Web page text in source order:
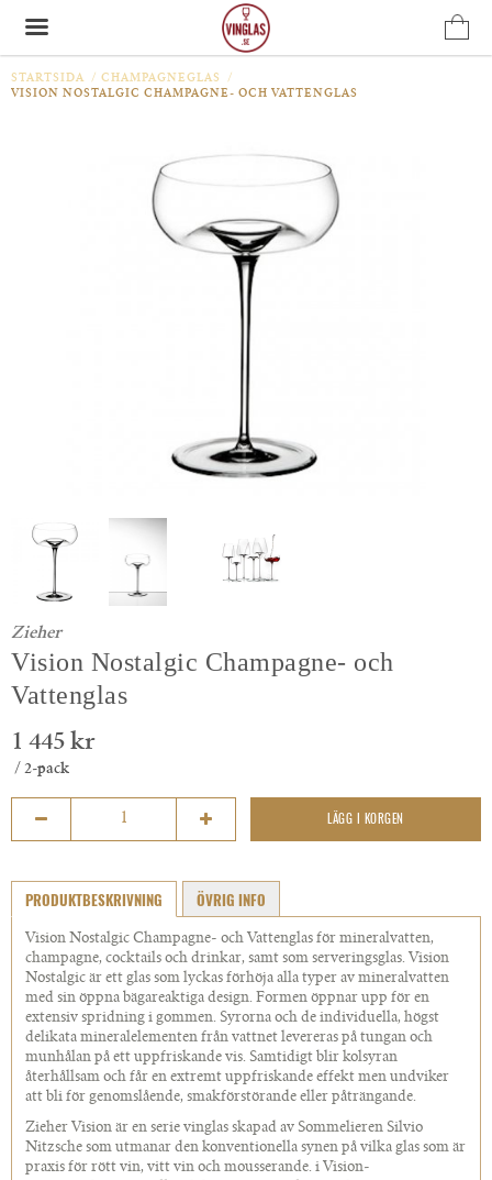
Produkten har blivit tillagd i varukorgen
STARTSIDA / CHAMPAGNEGLAS
/
VISION NOSTALGIC CHAMPAGNE- OCH VATTENGLAS
Zieher
Vision Nostalgic Champagne- och
Vattenglas
1 445 kr
/ 2-pack
LÄGG I KORGEN
PRODUKTBESKRIVNING ÖVRIG INFO
Vision Nostalgic Champagne- och Vattenglas för mineralvatten,
champagne, cocktails och drinkar, samt som serveringsglas. Vision
Nostalgic är ett glas som lyckas förhöja alla typer av mineralvatten
med sin öppna bägareaktiga design. Formen öppnar upp för en
extensiv spridning i gommen. Syrorna och de individuella, högst
delikata mineralelementen från vattnet levereras på tungan och
munhålan på ett uppfriskande vis. Samtidigt blir kolsyran
återhållsam och får en extremt uppfriskande effekt men undviker
att bli för genomslående, smakförstörande eller påträngande.
Zieher Vision är en serie vinglas skapad av Sommelieren Silvio
Nitzsche som utmanar den konventionella synen på vilka glas som är
praxis för rött vin, vitt vin och mousserande. i Vision-